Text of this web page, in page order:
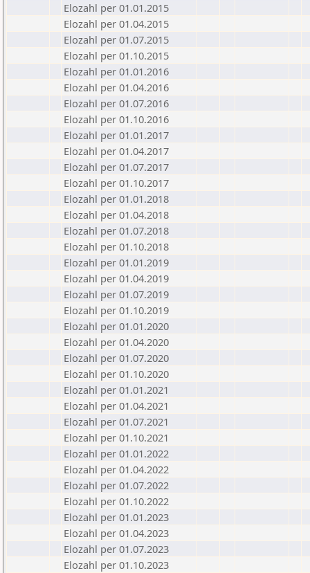
Elozahl per 01.01.2015
Elozahl per 01.04.2015
Elozahl per 01.07.2015
Elozahl per 01.10.2015
Elozahl per 01.01.2016
Elozahl per 01.04.2016
Elozahl per 01.07.2016
Elozahl per 01.10.2016
Elozahl per 01.01.2017
Elozahl per 01.04.2017
Elozahl per 01.07.2017
Elozahl per 01.10.2017
Elozahl per 01.01.2018
Elozahl per 01.04.2018
Elozahl per 01.07.2018
Elozahl per 01.10.2018
Elozahl per 01.01.2019
Elozahl per 01.04.2019
Elozahl per 01.07.2019
Elozahl per 01.10.2019
Elozahl per 01.01.2020
Elozahl per 01.04.2020
Elozahl per 01.07.2020
Elozahl per 01.10.2020
Elozahl per 01.01.2021
Elozahl per 01.04.2021
Elozahl per 01.07.2021
Elozahl per 01.10.2021
Elozahl per 01.01.2022
Elozahl per 01.04.2022
Elozahl per 01.07.2022
Elozahl per 01.10.2022
Elozahl per 01.01.2023
Elozahl per 01.04.2023
Elozahl per 01.07.2023
Elozahl per 01.10.2023